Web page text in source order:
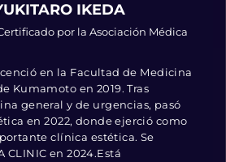
IKEDA
por la Asociación Médica
en la Facultad de Medicina
Kumamoto en 2019. Tras
general y de urgencias, pasó
en 2022, donde ejerció como
clínica estética. Se
CLINIC en 2024.Está